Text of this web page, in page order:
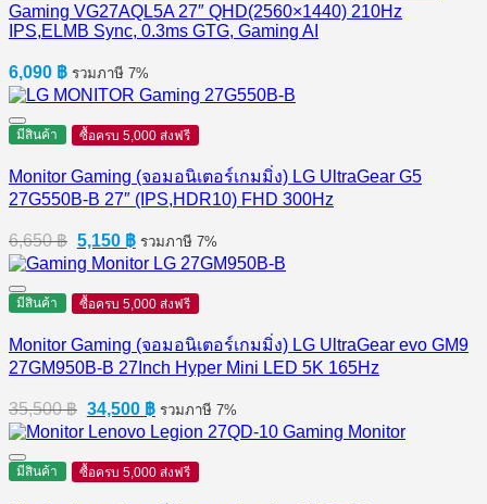
Gaming VG27AQL5A 27″ QHD(2560×1440) 210Hz
IPS,ELMB Sync, 0.3ms GTG, Gaming AI
6,090 ฿ รวมภาษี 7%
มีสินค้า ซื้อครบ 5,000 ส่งฟรี
Monitor Gaming (จอมอนิเตอร์เกมมิ่ง) LG UltraGear G5
27G550B-B 27″ (IPS,HDR10) FHD 300Hz
6,650฿ Original
price
was:
6,650 ฿.
5,150 ฿Current
price
is:
5,150 ฿.
รวมภาษี 7%
มีสินค้า ซื้อครบ 5,000 ส่งฟรี
Monitor Gaming (จอมอนิเตอร์เกมมิ่ง) LG UltraGear evo GM9
27GM950B-B 27Inch Hyper Mini LED 5K 165Hz
35,500฿ Original
price
was:
35,500 ฿.
34,500 ฿Current
price
is:
34,500 ฿.
รวมภาษี 7%
มีสินค้า ซื้อครบ 5,000 ส่งฟรี